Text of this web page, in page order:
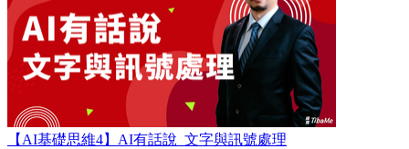
【AI基礎思維4】AI有話說_文字與訊號處理